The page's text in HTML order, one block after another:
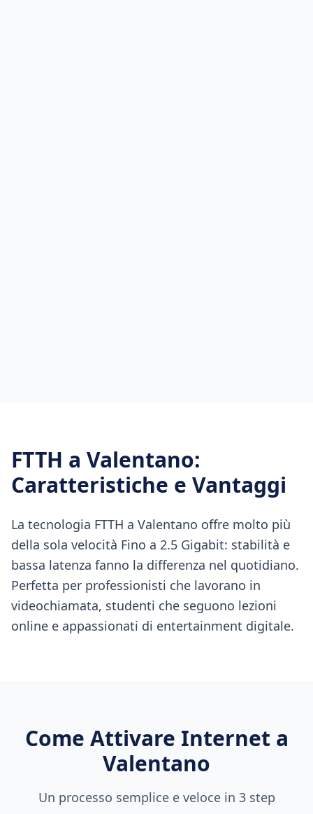
FTTH a Valentano:
Caratteristiche e Vantaggi
La tecnologia FTTH a Valentano offre molto più
della sola velocità Fino a 2.5 Gigabit: stabilità e
bassa latenza fanno la differenza nel quotidiano.
Perfetta per professionisti che lavorano in
videochiamata, studenti che seguono lezioni
online e appassionati di entertainment digitale.
Come Attivare Internet a
Valentano
Un processo semplice e veloce in 3 step